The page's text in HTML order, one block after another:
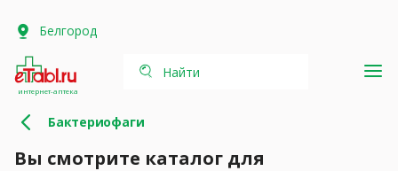
Белгород
интернет-аптека
Найти
Бактериофаги
Вы смотрите каталог для